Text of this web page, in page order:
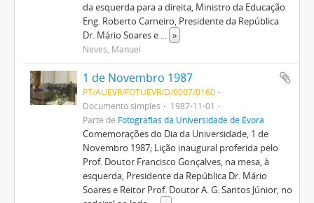
da esquerda para a direita, Ministro da Educação
Eng. Roberto Carneiro, Presidente da República
Dr. Mário Soares e ... »
Neves, Manuel
1 de Novembro 1987
PT/AUEVR/FOTUEVR/D/0007/0160
Documento simples
1987-11-01
Parte de Fotografias da Universidade de Évora
Comemorações do Dia da Universidade, 1 de
Novembro 1987; Lição inaugural proferida pelo
Prof. Doutor Francisco Gonçalves, na mesa, à
esquerda, Presidente da República Dr. Mário
Soares e Reitor Prof. Doutor A. G. Santos Júnior, no